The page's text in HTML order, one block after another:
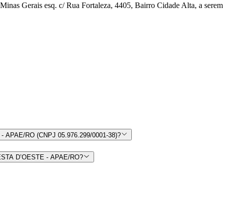
Gerais esq. c/ Rua Fortaleza, 4405, Bairro Cidade Alta, a serem
APAE/RO (CNPJ 05.976.299/0001-38)?
D’OESTE - APAE/RO?